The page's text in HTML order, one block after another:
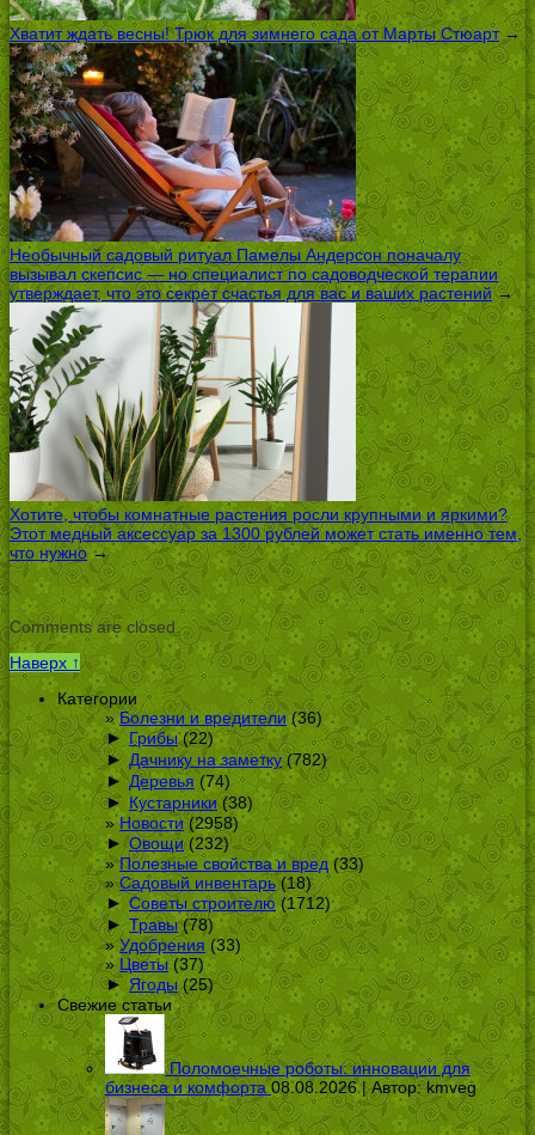
Хватит ждать весны! Трюк для зимнего сада от Марты Стюарт→
Необычный садовый ритуал Памелы Андерсон поначалу
вызывал скепсис — но специалист по садоводческой терапии
утверждает, что это секрет счастья для вас и ваших растений→
Хотите, чтобы комнатные растения росли крупными и яркими?
Этот медный аксессуар за 1300 рублей может стать именно тем,
что нужно→
Comments are closed.
Наверх ↑
Категории
Болезни и вредители (36)
► Грибы(22)
► Дачнику на заметку(782)
► Деревья (74)
► Кустарники(38)
Новости(2958)
► Овощи(232)
Полезные свойства и вред (33)
Садовый инвентарь(18)
► Советы строителю (1712)
► Травы(78)
Удобрения (33)
Цветы(37)
► Ягоды(25)
Свежие статьи
Поломоечные роботы: инновации для
бизнеса и комфорта 08.08.2026 | Автор:kmveg